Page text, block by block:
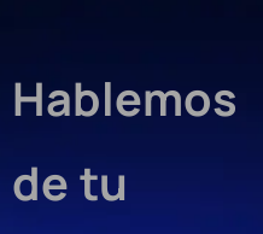
Hablemos
de tu